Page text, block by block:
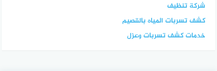
شركة تنظيف
كشف تسربات المياه بالقصيم
خدمات كشف تسربات وعزل